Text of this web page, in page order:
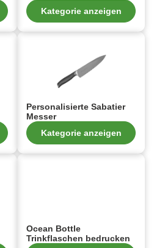
Kategorie anzeigen
Personalisierte Sabatier
Messer
Kategorie anzeigen
Ocean Bottle
Trinkflaschen bedrucken